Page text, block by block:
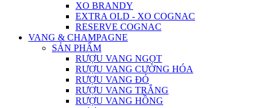
XO BRANDY
EXTRA OLD - XO COGNAC
RESERVE COGNAC
VANG & CHAMPAGNE
SẢN PHẨM
RƯỢU VANG NGỌT
RƯỢU VANG CƯỜNG HÓA
RƯỢU VANG ĐỎ
RƯỢU VANG TRẮNG
RƯỢU VANG HỒNG